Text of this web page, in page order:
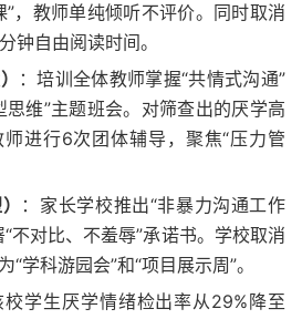
”，教师单纯倾听不评价。同时取消
钟自由阅读时间。
：培训全体教师掌握“共情式沟通”
思维”主题班会。对筛查出的厌学高
进行6次团体辅导，聚焦“压力管
：家长学校推出“非暴力沟通工作
不对比、不羞辱”承诺书。学校取消
学科游园会”和“项目展示周”。
校学生厌学情绪检出率从29%降至